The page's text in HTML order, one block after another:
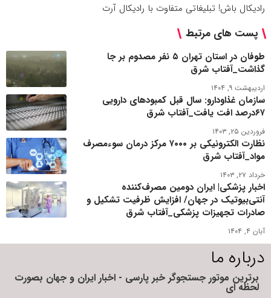
رادیکال باش! تبلیغاتی متفاوت با رادیکال آرت
پست های مرتبط
طوفان در استان تهران ۵ نفر مصدوم بر جا
گذاشت_آفتاب شرق
اردیبهشت ۹, ۱۴۰۴
سازمان غذاودارو: سال قبل کمبودهای دارویی
۶۷درصد افت یافت_آفتاب شرق
فروردین ۲۵, ۱۴۰۳
نظارت الکترونیکی بر ۷۰۰۰ مرکز درمان سوءمصرف
مواد_آفتاب شرق
خرداد ۲۷, ۱۴۰۳
اخبار پزشکی| ایران دومین مصرف‌کننده
آنتی‌بیوتیک‌ در جهان/ افزایش ظرفیت تشکیل و
صادرات تجهیزات پزشکی_آفتاب شرق
آبان ۴, ۱۴۰۴
درباره ما
برترین موتور جستجوگر خبر پارسی - اخبار ایران و جهان بصورت
لحظه ای